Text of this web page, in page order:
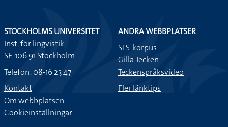
STOCKHOLMS UNIVERSITET
Inst. för lingvistik
SE-106 91 Stockholm
Telefon: 08-16 23 47
Kontakt
Om webbplatsen
Cookieinställningar
ANDRA WEBBPLATSER
STS-korpus
Gilla Tecken
Teckenspråksvideo
Fler länktips